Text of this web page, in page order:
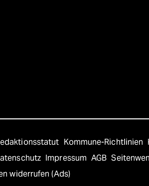
Kommune-Richtlinien
Impressum AGB
widerrufen (Ads)